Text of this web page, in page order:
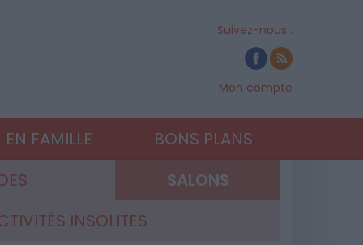
Suivez-nous :
Mon compte
EN FAMILLE
BONS PLANS
SALONS
INSOLITES